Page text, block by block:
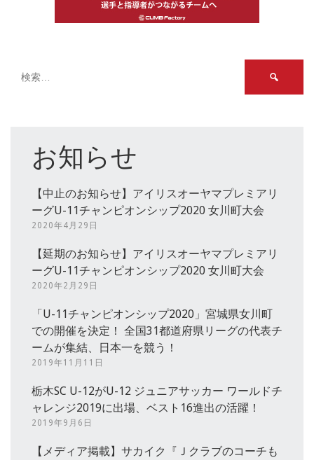
お知らせ
【中止のお知らせ】アイリスオーヤマプレミアリ
ーグU-11チャンピオンシップ2020 女川町大会
2020年4月29日
【延期のお知らせ】アイリスオーヤマプレミアリ
ーグU-11チャンピオンシップ2020 女川町大会
2020年2月29日
「U-11チャンピオンシップ2020」宮城県女川町
での開催を決定！ 全国31都道府県リーグの代表チ
ームが集結、日本一を競う！
2019年11月11日
栃木SC U-12がU-12 ジュニアサッカー ワールドチ
ャレンジ2019に出場、ベスト16進出の活躍！
2019年9月6日
【メディア掲載】サカイク『Ｊクラブのコーチも